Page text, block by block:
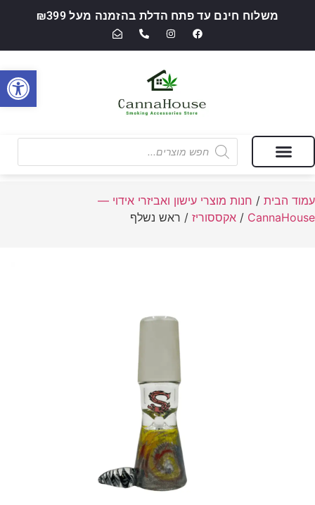
משלוח חינם עד פתח הדלת בהזמנה מעל ₪399
עמוד הבית / חנות מוצרי עישון ואביזרי אידוי —
CannaHouse
/ אקססוריז / ראש נשלף
פתח